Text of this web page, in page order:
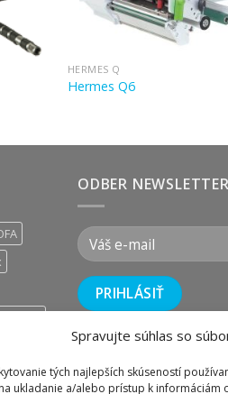
Spravujte súhlas so
tých najlepších skúseností
ukladanie a/alebo prístup k informáciám
HERMES Q
Hermes Q6
ODBER